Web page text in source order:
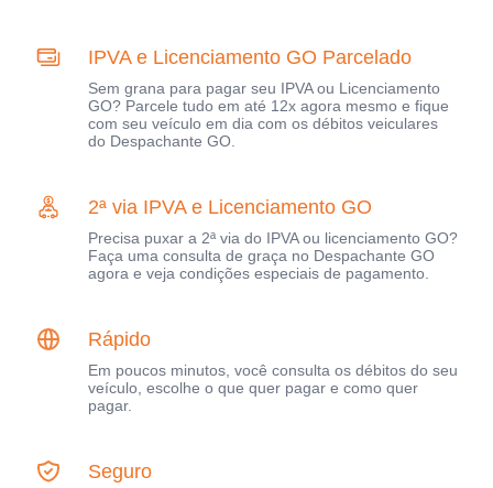
IPVA e Licenciamento GO Parcelado
Sem grana para pagar seu IPVA ou Licenciamento
GO? Parcele tudo em até 12x agora mesmo e fique
com seu veículo em dia com os débitos veiculares
do Despachante GO.
2ª via IPVA e Licenciamento GO
Precisa puxar a 2ª via do IPVA ou licenciamento GO?
Faça uma consulta de graça no Despachante GO
agora e veja condições especiais de pagamento.
Rápido
Em poucos minutos, você consulta os débitos do seu
veículo, escolhe o que quer pagar e como quer
pagar.
Seguro